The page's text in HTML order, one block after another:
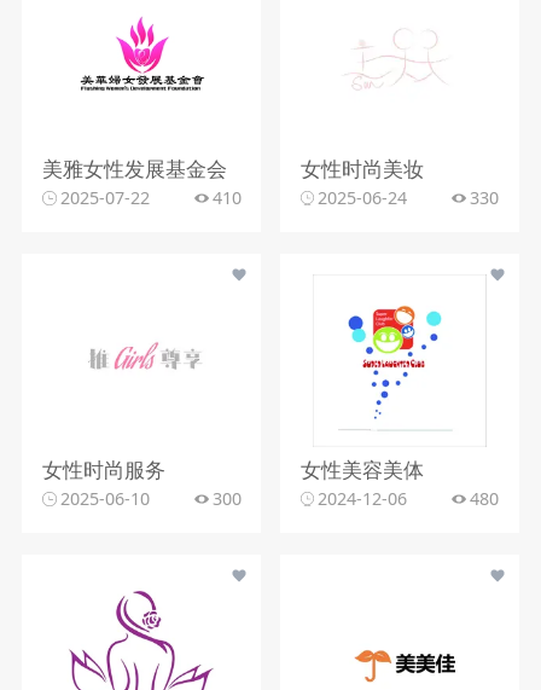
美雅女性发展基金会
2025-07-22 410
女性时尚美妆
2025-06-24 330
女性时尚服务
2025-06-10 300
女性美容美体
2024-12-06 480